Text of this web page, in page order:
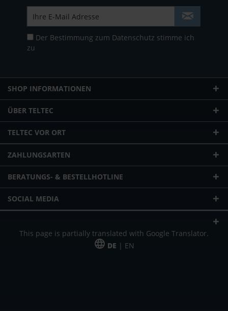
Der Bestimmung zum Datenschutz stimme ich
zu
SHOP INFORMATIONEN
ÜBER TELTEC
TELTEC VOR ORT
ZAHLUNGSARTEN
BERATUNGS- & BESTELLHOTLINE
SOCIAL MEDIA
This page is partially translated with Google Translator.
DE | EN